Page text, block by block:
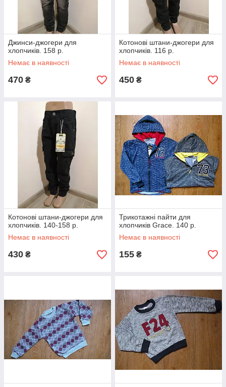
Джинси-джогери для
хлопчиків. 158 р.
Немає в наявності
470 ₴
Котонові штани-джогери для
хлопчиків. 116 р.
Немає в наявності
450 ₴
Котонові штани-джогери для
хлопчиків. 140-158 р.
Немає в наявності
430 ₴
Трикотажні пайти для
хлопчиків Grace. 140 p.
Немає в наявності
155 ₴